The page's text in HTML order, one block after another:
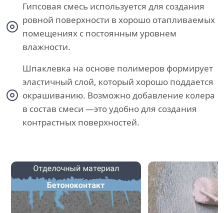
Гипсовая смесь используется для создания
ровной поверхности в хорошо отапливаемых
помещениях с постоянным уровнем
влажности.
Шпаклевка на основе полимеров формирует
эластичный слой, который хорошо поддается
окрашиванию. Возможно добавление колера
в состав смеси —это удобно для создания
контрастных поверхностей.